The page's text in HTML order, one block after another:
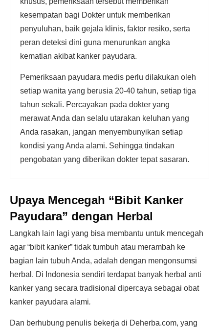
kesempatan bagi Dokter untuk memberikan
penyuluhan, baik gejala klinis, faktor resiko, serta
peran deteksi dini guna menurunkan angka
kematian akibat kanker payudara.
Pemeriksaan payudara medis perlu dilakukan oleh
setiap wanita yang berusia 20-40 tahun, setiap tiga
tahun sekali. Percayakan pada dokter yang
merawat Anda dan selalu utarakan keluhan yang
Anda rasakan, jangan menyembunyikan setiap
kondisi yang Anda alami. Sehingga tindakan
pengobatan yang diberikan dokter tepat sasaran.
Upaya Mencegah “Bibit Kanker
Payudara” dengan Herbal
Langkah lain lagi yang bisa membantu untuk mencegah
agar “bibit kanker” tidak tumbuh atau merambah ke
bagian lain tubuh Anda, adalah dengan mengonsumsi
herbal. Di Indonesia sendiri terdapat banyak herbal anti
kanker yang secara tradisional dipercaya sebagai obat
kanker payudara alami.
Dan berhubung penulis bekerja di Deherba.com, yang